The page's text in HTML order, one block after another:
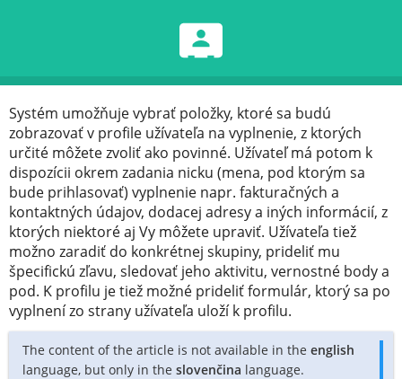
Systém umožňuje vybrať položky, ktoré sa budú
zobrazovať v profile užívateľa na vyplnenie, z ktorých
určité môžete zvoliť ako povinné. Užívateľ má potom k
dispozícii okrem zadania nicku (mena, pod ktorým sa
bude prihlasovať) vyplnenie napr. fakturačných a
kontaktných údajov, dodacej adresy a iných informácií, z
ktorých niektoré aj Vy môžete upraviť. Užívateľa tiež
možno zaradiť do konkrétnej skupiny, prideliť mu
špecifickú zľavu, sledovať jeho aktivitu, vernostné body a
pod. K profilu je tiež možné prideliť formulár, ktorý sa po
vyplnení zo strany užívateľa uloží k profilu.
The content of the article is not available in the english
language, but only in the slovenčina language.